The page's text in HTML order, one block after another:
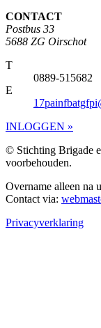
CONTACT
Postbus 33
5688 ZG Oirschot
T
0889-515682
E
INLOGGEN »
© Stichting Brigade
voorbehouden.
Overname alleen na
Contact via:
Privacyverklaring